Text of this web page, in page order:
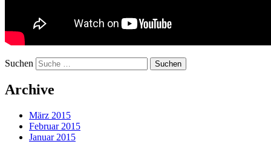
Suchen
Archive
März 2015
Februar 2015
Januar 2015